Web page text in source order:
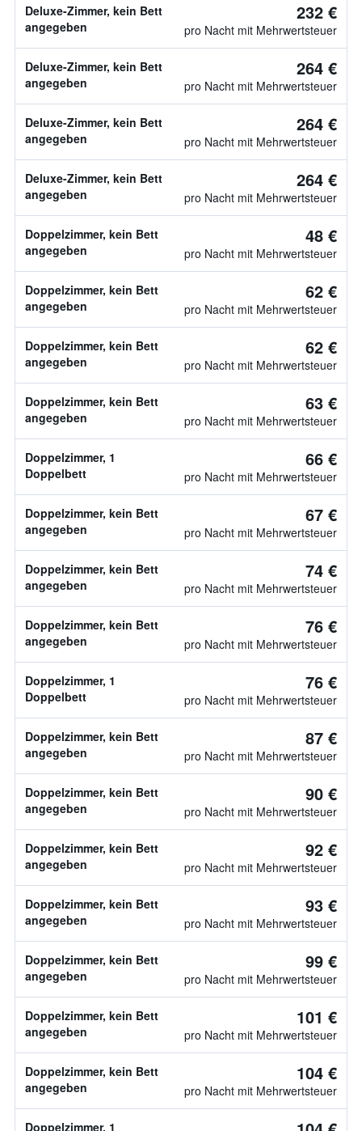
Deluxe-Zimmer, kein Bett
angegeben
232 €
pro Nacht mit Mehrwertsteuer
Deluxe-Zimmer, kein Bett
angegeben
264 €
pro Nacht mit Mehrwertsteuer
Deluxe-Zimmer, kein Bett
angegeben
264 €
pro Nacht mit Mehrwertsteuer
Deluxe-Zimmer, kein Bett
angegeben
264 €
pro Nacht mit Mehrwertsteuer
Doppelzimmer, kein Bett
angegeben
48 €
pro Nacht mit Mehrwertsteuer
Doppelzimmer, kein Bett
angegeben
62 €
pro Nacht mit Mehrwertsteuer
Doppelzimmer, kein Bett
angegeben
62 €
pro Nacht mit Mehrwertsteuer
Doppelzimmer, kein Bett
angegeben
63 €
pro Nacht mit Mehrwertsteuer
Doppelzimmer, 1
Doppelbett
66 €
pro Nacht mit Mehrwertsteuer
Doppelzimmer, kein Bett
angegeben
67 €
pro Nacht mit Mehrwertsteuer
Doppelzimmer, kein Bett
angegeben
74 €
pro Nacht mit Mehrwertsteuer
Doppelzimmer, kein Bett
angegeben
76 €
pro Nacht mit Mehrwertsteuer
Doppelzimmer, 1
Doppelbett
76 €
pro Nacht mit Mehrwertsteuer
Doppelzimmer, kein Bett
angegeben
87 €
pro Nacht mit Mehrwertsteuer
Doppelzimmer, kein Bett
angegeben
90 €
pro Nacht mit Mehrwertsteuer
Doppelzimmer, kein Bett
angegeben
92 €
pro Nacht mit Mehrwertsteuer
Doppelzimmer, kein Bett
angegeben
93 €
pro Nacht mit Mehrwertsteuer
Doppelzimmer, kein Bett
angegeben
99 €
pro Nacht mit Mehrwertsteuer
Doppelzimmer, kein Bett
angegeben
101 €
pro Nacht mit Mehrwertsteuer
Doppelzimmer, kein Bett
angegeben
104 €
pro Nacht mit Mehrwertsteuer
Doppelzimmer, 1